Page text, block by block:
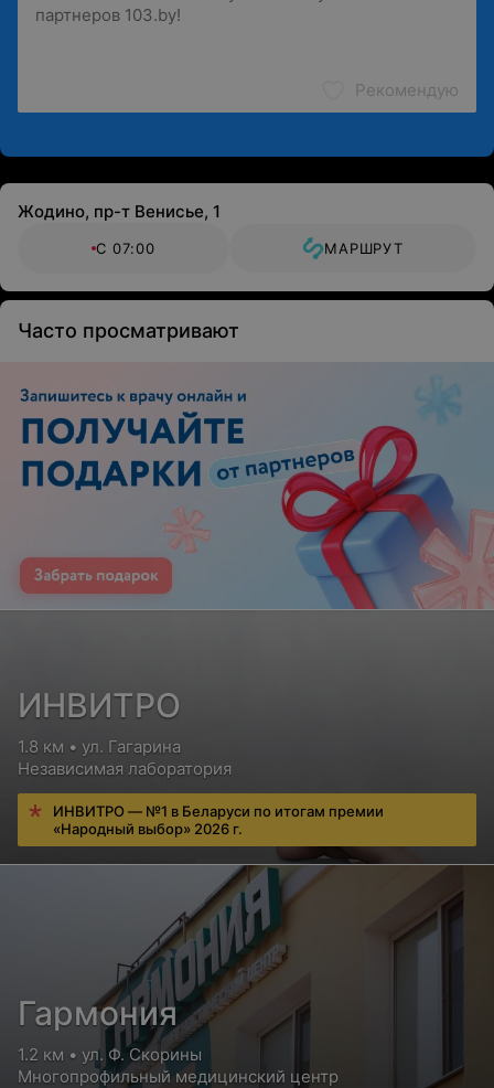
Рекомендую
Жодино, пр-т Венисье, 1
С 07:00 МАРШРУТ
Часто просматривают
ИНВИТРО
1.8 км • ул. Гагарина
Независимая лаборатория
ИНВИТРО — №1 в Беларуси по итогам премии
«Народный выбор» 2026 г.
Гармония
1.2 км • ул. Ф. Скорины
Многопрофильный медицинский центр